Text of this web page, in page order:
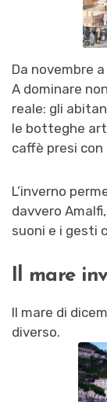
Da novembre
A dominare
reale: gli
le botteghe
caffè presi con
L’inverno
davvero
suoni e i gesti
Il mare
Il mare di
diverso.